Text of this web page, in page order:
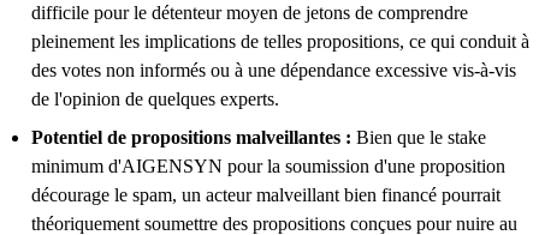
difficile pour le détenteur moyen de jetons de comprendre
pleinement les implications de telles propositions, ce qui conduit à
des votes non informés ou à une dépendance excessive vis-à-vis
de l'opinion de quelques experts.
Potentiel de propositions malveillantes : Bien que le stake
minimum d'AIGENSYN pour la soumission d'une proposition
décourage le spam, un acteur malveillant bien financé pourrait
théoriquement soumettre des propositions conçues pour nuire au